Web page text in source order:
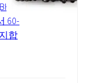
60-
합